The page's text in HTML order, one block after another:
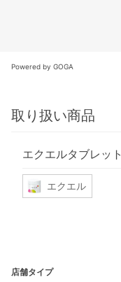
Powered by GOGA
取り扱い商品
エクエルタブレット
エクエル
店舗タイプ